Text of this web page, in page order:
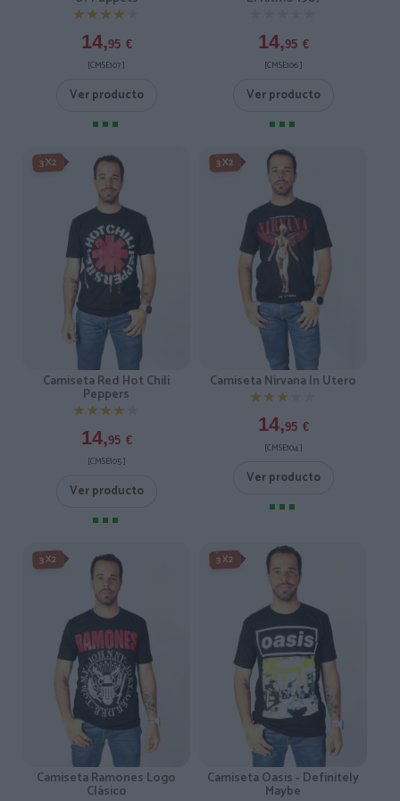
★★★★★
★★★★★
14,95 €
[CMSE107 ]
Ver producto
14,95 €
[CMSE106 ]
Ver producto
3X2
Camiseta Red Hot Chili
Peppers
★★★★★
★★★★★
14,95 €
[CMSE105 ]
Ver producto
3X2
Camiseta Nirvana In Utero
★★★★★
★★★★★
14,95 €
[CMSE104 ]
Ver producto
3X2
Camiseta Ramones Logo
Clásico
3X2
Camiseta Oasis - Definitely
Maybe